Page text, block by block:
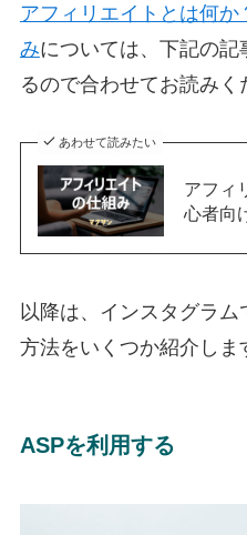
アフィリエイトとは何
みについては、下記の
るので合わせてお読みく
あわせて読みたい
アフィ
心者向
以降は、インスタグラ
方法をいくつか紹介しま
ASPを利用する